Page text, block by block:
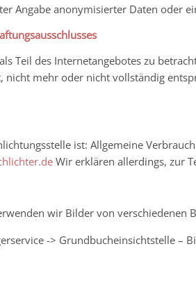
Angabe anonymisierter Daten oder
Teil des Internetangebotes zu
nicht mehr oder nicht vollständig
ist: Allgemeine
Wir erklären allerdings, zur
wir Bilder von verschiedenen
-> Grundbucheinsichtstelle –